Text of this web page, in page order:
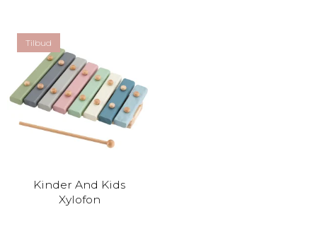
Tilbud
Kinder And Kids
Xylofon